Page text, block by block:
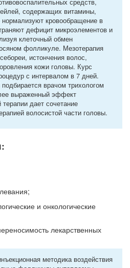
содержащих витамины,
кровообращение в
дефицит микроэлементов и
клеточный обмен
фолликуле. Мезотерапия
истончения волос,
кожи головы. Курс
с интервалом в 7 дней.
врачом трихологом
выраженный эффект
дает сочетание
волосистой части головы.
и онкологические
лекарственных
методика воздействия